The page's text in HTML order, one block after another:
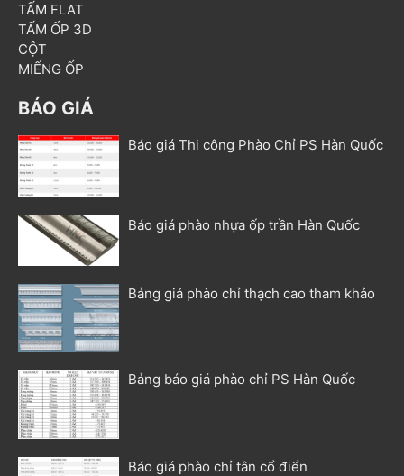
TẤM FLAT
TẤM ỐP 3D
CỘT
MIẾNG ỐP
BÁO GIÁ
Báo giá Thi công Phào Chỉ PS Hàn Quốc
Báo giá phào nhựa ốp trần Hàn Quốc
Bảng giá phào chỉ thạch cao tham khảo
Bảng báo giá phào chỉ PS Hàn Quốc
Báo giá phào chỉ tân cổ điển